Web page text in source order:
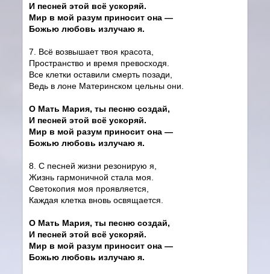
И песней этой всё ускоряй.
Мир в мой разум приносит она —
Божью любовь излучаю я.
7. Всё возвышает твоя красота,
Пространство и время превосходя.
Все клетки оставили смерть позади,
Ведь в лоне Материнском цельны они.
О Мать Мария, ты песню создай,
И песней этой всё ускоряй.
Мир в мой разум приносит она —
Божью любовь излучаю я.
8. С песней жизни резонирую я,
Жизнь гармоничной стала моя.
Светокопия моя проявляется,
Каждая клетка вновь освящается.
О Мать Мария, ты песню создай,
И песней этой всё ускоряй.
Мир в мой разум приносит она —
Божью любовь излучаю я.